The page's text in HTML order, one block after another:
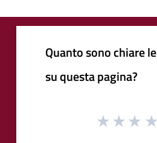
Quanto sono chiare
su questa pagina?